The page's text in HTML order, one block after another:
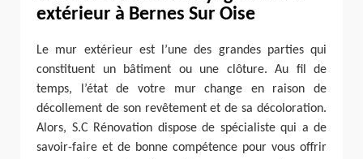
extérieur à Bernes Sur Oise
Le mur extérieur est l’une des grandes parties qui
constituent un bâtiment ou une clôture. Au fil de
temps, l’état de votre mur change en raison de
décollement de son revêtement et de sa décoloration.
Alors, S.C Rénovation dispose de spécialiste qui a de
savoir-faire et de bonne compétence pour vous offrir